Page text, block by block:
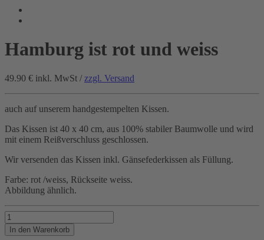
Hamburg ist rot und weiss
49.90 € inkl. MwSt / zzgl. Versand
auch auf unserem handgestempelten Kissen.
Das Kissen ist 40 x 40 cm, aus 100% stabiler Baumwolle und wird
mit einem Reißverschluss geschlossen.
Wir versenden das Kissen inkl. Gänsefederkissen als Füllung.
Farbe: rot /weiss, Rückseite weiss.
Abbildung ähnlich.
Hamburg
ist
rot
In den Warenkorb